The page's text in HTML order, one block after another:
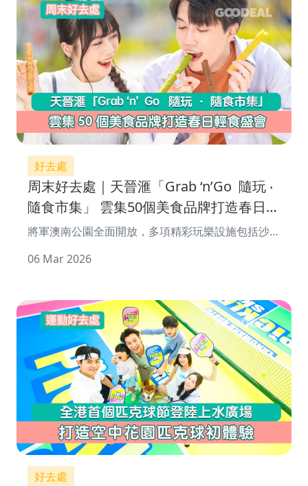
好去處
周末好去處｜天晉滙「Grab ‘n’Go 隨玩 ‧
隨食市集」 雲集50個美食品牌打造春日輕
食盛會
將軍澳南公園全面開放，多項精彩玩樂設施包括沙
大小一同放電、放空，享受悠閒假日! 與公�
06 Mar 2026
好去處